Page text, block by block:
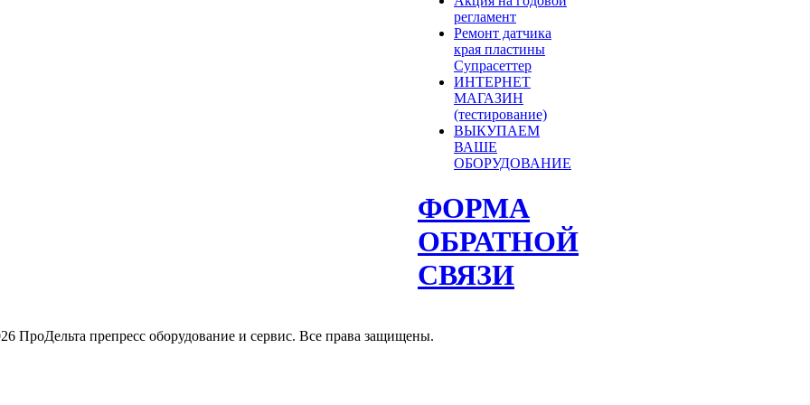
регламент
Ремонт датчика
края пластины
Супрасеттер
ИНТЕРНЕТ
МАГАЗИН
(тестирование)
ВЫКУПАЕМ
ВАШЕ
ОБОРУДОВАНИЕ
ФОРМА
ОБРАТНОЙ
СВЯЗИ
ПроДельта препресс оборудование и сервис. Все права защищены.